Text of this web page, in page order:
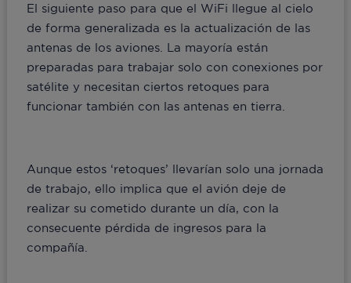
El siguiente paso para que el WiFi llegue al cielo
de forma generalizada es la actualización de las
antenas de los aviones. La mayoría están
preparadas para trabajar solo con conexiones por
satélite y necesitan ciertos retoques para
funcionar también con las antenas en tierra.
Aunque estos ‘retoques’ llevarían solo una jornada
de trabajo, ello implica que el avión deje de
realizar su cometido durante un día, con la
consecuente pérdida de ingresos para la
compañía.